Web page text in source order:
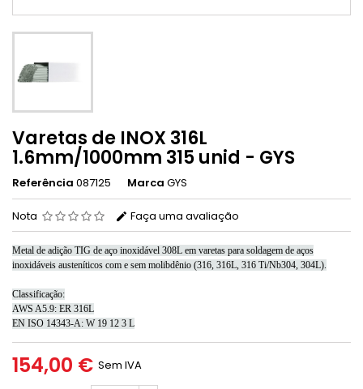
Varetas de INOX 316L
1.6mm/1000mm 315 unid - GYS
Referência 087125 Marca GYS
Nota Faça uma avaliação
Metal de adição TIG de aço inoxidável 308L em varetas para soldagem de aços
inoxidáveis ​​austeníticos com e sem molibdênio (316, 316L, 316 Ti/Nb304, 304L).
Classificação:
AWS A5.9: ER 316L
EN ISO 14343-A: W 19 12 3 L
154,00 € Sem IVA